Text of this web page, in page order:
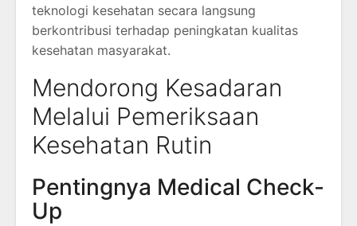
teknologi kesehatan secara langsung
berkontribusi terhadap peningkatan kualitas
kesehatan masyarakat.
Mendorong Kesadaran
Melalui Pemeriksaan
Kesehatan Rutin
Pentingnya Medical Check-
Up